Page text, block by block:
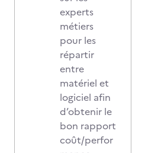
experts
métiers
pour les
répartir
entre
matériel et
logiciel afin
d’obtenir le
bon rapport
coût/perfor